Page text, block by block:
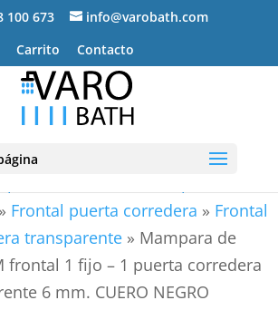
100 673
info@varobath.com
Carrito
Contacto
» Frontal puerta corredera » Frontal
transparente » Mampara de
frontal 1 fijo – 1 puerta corredera
6 mm. CUERO NEGRO